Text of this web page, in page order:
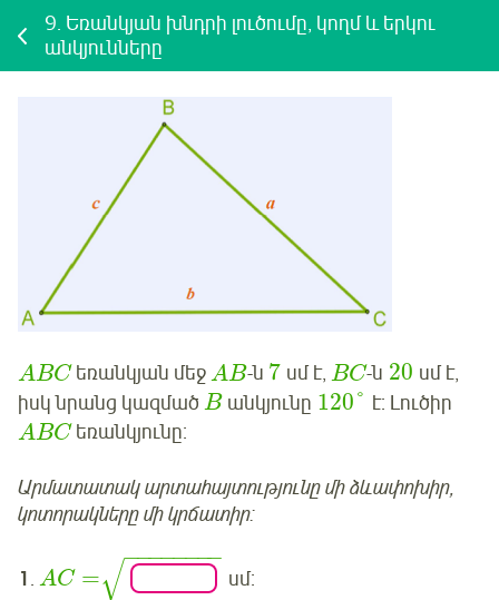
9. Եռանկյան խնդրի լուծումը, կողմ և երկու
անկյունները
ABCեռանկյան մեջAB-ն 7սմ է, BC-ն 20 սմ է,
իսկ նրանց կազմած Bանկյունը 120° է: Լուծիր
ABCեռանկյունը:
Արմատատակ արտահայտությունը մի ձևափոխիր,
կոտորակները մի կրճատիր:
1. AC =
− −
−−−−−−
√ սմ: